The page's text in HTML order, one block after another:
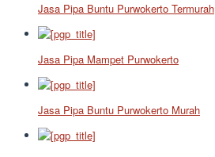
Jasa Pipa Buntu Purwokerto Termurah
Jasa Pipa Mampet Purwokerto
Jasa Pipa Buntu Purwokerto Murah